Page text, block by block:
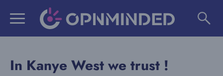
In Kanye West we trust !